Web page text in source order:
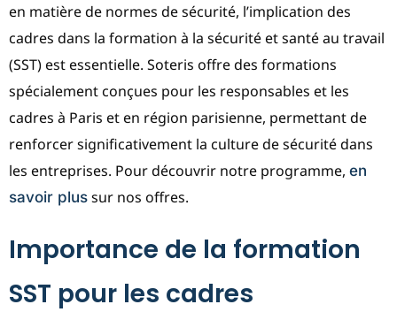
en matière de normes de sécurité, l’implication des
cadres dans la formation à la sécurité et santé au travail
(SST) est essentielle. Soteris offre des formations
spécialement conçues pour les responsables et les
cadres à Paris et en région parisienne, permettant de
renforcer significativement la culture de sécurité dans
les entreprises. Pour découvrir notre programme, en
savoir plus sur nos offres.
Importance de la formation
SST pour les cadres